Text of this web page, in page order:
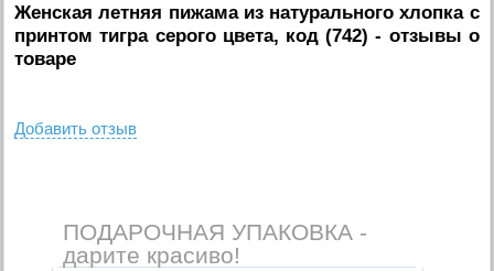
Женская летняя пижама из натурального хлопка с
принтом тигра серого цвета, код (742) - отзывы о
товаре
Добавить отзыв
ПОДАРОЧНАЯ УПАКОВКА -
дарите красиво!